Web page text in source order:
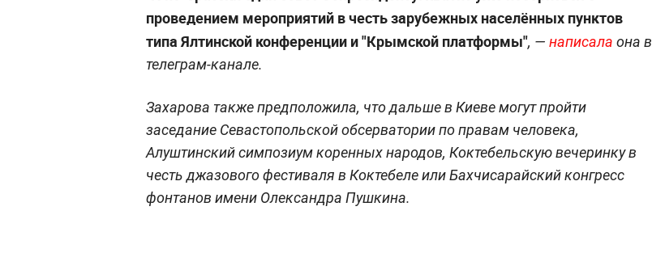
проведением мероприятий в честь зарубежных населённых пунктов
типа Ялтинской конференции и "Крымской платформы", — написала она в
телеграм-канале.
Захарова также предположила, что дальше в Киеве могут пройти
заседание Севастопольской обсерватории по правам человека,
Алуштинский симпозиум коренных народов, Коктебельскую вечеринку в
честь джазового фестиваля в Коктебеле или Бахчисарайский конгресс
фонтанов имени Олександра Пушкина.